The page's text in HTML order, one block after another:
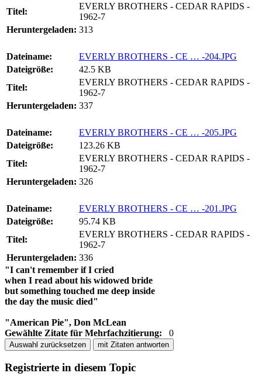
Titel:
EVERLY BROTHERS - CEDAR RAPIDS -
1962-7
Heruntergeladen: 313
Dateiname:
EVERLY BROTHERS - CE … -204.JPG
Dateigröße:
42.5 KB
Titel:
EVERLY BROTHERS - CEDAR RAPIDS -
1962-7
Heruntergeladen: 337
Dateiname:
EVERLY BROTHERS - CE … -205.JPG
Dateigröße:
123.26 KB
Titel:
EVERLY BROTHERS - CEDAR RAPIDS -
1962-7
Heruntergeladen: 326
Dateiname:
EVERLY BROTHERS - CE … -201.JPG
Dateigröße:
95.74 KB
Titel:
EVERLY BROTHERS - CEDAR RAPIDS -
1962-7
Heruntergeladen: 336
"I can't remember if I cried
when I read about his widowed bride
but something touched me deep inside
the day the music died"
"American Pie", Don McLean
Gewählte Zitate für Mehrfachzitierung:
0
Auswahl zurücksetzen mit Zitaten antworten
Registrierte in diesem Topic